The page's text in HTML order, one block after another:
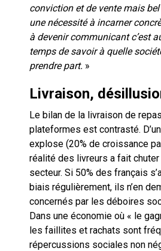
conviction et de vente mais
une nécessité à incarner
à devenir communicant c’est
temps de savoir à quelle
prendre part. »
Livraison,
Le bilan de la livraison de
plateformes est contrasté.
explose (20% de croissance
réalité des livreurs a fait
secteur. Si 50% des français
biais régulièrement, ils n’en
concernés par les déboires
Dans une économie où « le
les faillites et rachats sont
répercussions sociales non